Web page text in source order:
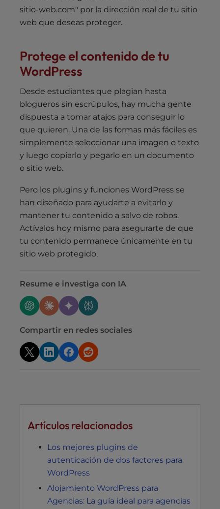
sitio-web.com" por la dirección real de tu sitio
web que deseas proteger.
Protege el contenido de tu
WordPress
Desde estudiantes que plagian hasta
blogueros sin escrúpulos, hay mucha gente
dispuesta a tomar atajos para conseguir lo
que quieren. Una de las formas más fáciles es
simplemente seleccionar una imagen o texto
y luego copiarlo y pegarlo en un documento
o sitio web.
Pero los plugins y funciones WordPress se
han diseñado para ayudarte a evitarlo y
mantener tu contenido a salvo de robos.
Actívalos hoy mismo para asegurarte de que
tu contenido permanece únicamente en tu
sitio web protegido.
Resume e investiga con IA
Compartir en redes sociales
Artículos relacionados
Los mejores plugins de
autenticación de dos factores para
WordPress
Alojamiento WordPress para
Agencias: La guía ideal para agencias